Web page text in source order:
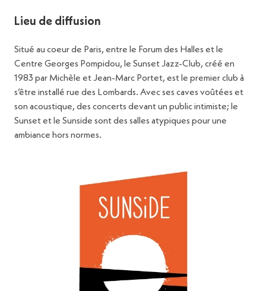
Lieu de diffusion
Situé au coeur de Paris, entre le Forum des Halles et le
Centre Georges Pompidou, le Sunset Jazz-Club, créé en
1983 par Michèle et Jean-Marc Portet, est le premier club à
s’être installé rue des Lombards. Avec ses caves voûtées et
son acoustique, des concerts devant un public intimiste; le
Sunset et le Sunside sont des salles atypiques pour une
ambiance hors normes.